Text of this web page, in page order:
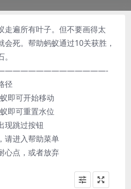
走遍所有叶子。但不要画得太
会死。帮助蚂蚁通过10关获胜，
径
即可开始移动
即可重置水位
现跳过按钮
请进入帮助菜单
心点，或者放弃